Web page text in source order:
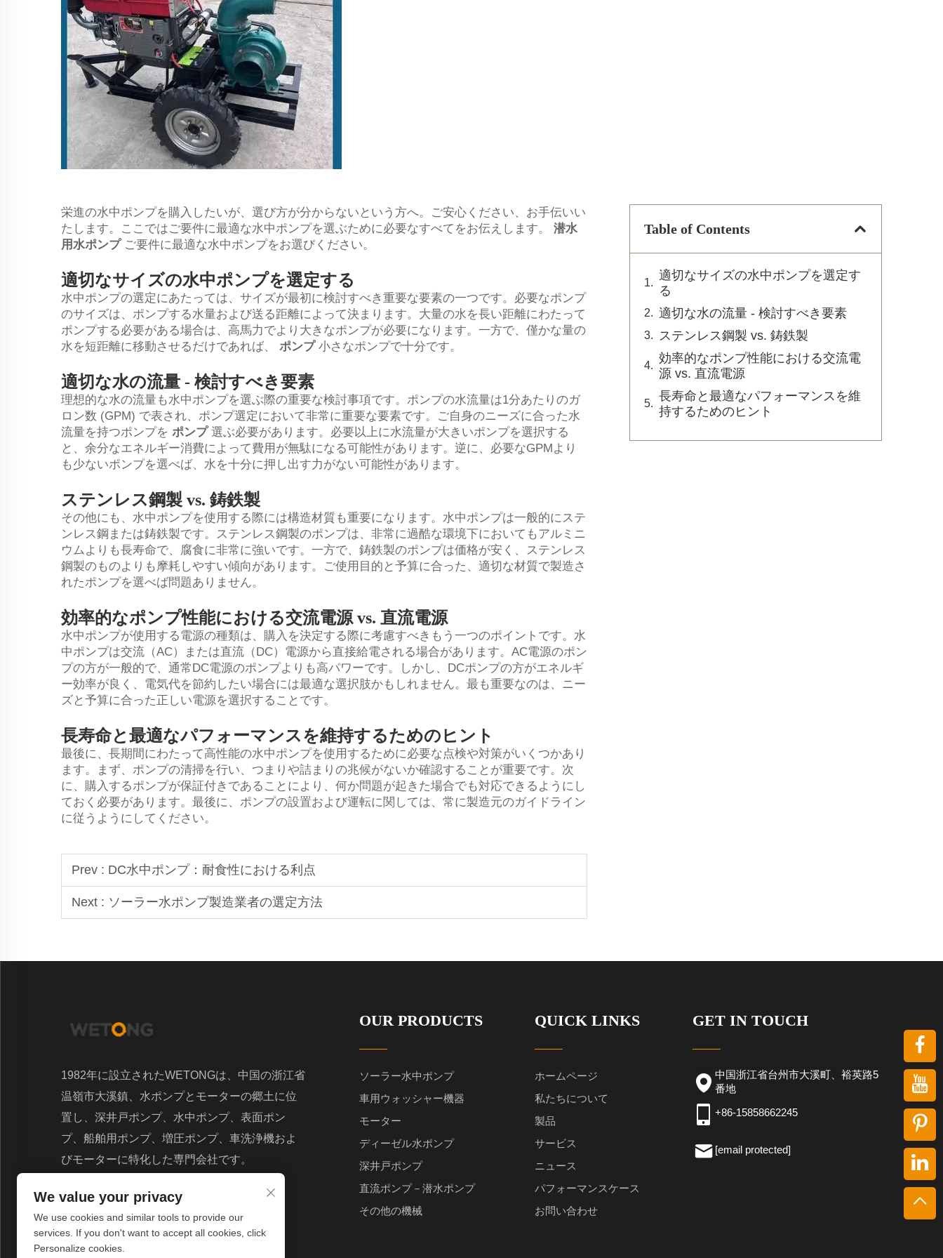
栄進の水中ポンプを購入したいが、選び方が分からないという方へ。ご安心ください、お手伝いい
たします。ここではご要件に最適な水中ポンプを選ぶために必要なすべてをお伝えします。 潜水
用水ポンプ ご要件に最適な水中ポンプをお選びください。
適切なサイズの水中ポンプを選定する
水中ポンプの選定にあたっては、サイズが最初に検討すべき重要な要素の一つです。必要なポンプ
のサイズは、ポンプする水量および送る距離によって決まります。大量の水を長い距離にわたって
ポンプする必要がある場合は、高馬力でより大きなポンプが必要になります。一方で、僅かな量の
水を短距離に移動させるだけであれば、 ポンプ 小さなポンプで十分です。
適切な水の流量 - 検討すべき要素
理想的な水の流量も水中ポンプを選ぶ際の重要な検討事項です。ポンプの水流量は1分あたりのガ
ロン数 (GPM) で表され、ポンプ選定において非常に重要な要素です。ご自身のニーズに合った水
流量を持つポンプを ポンプ 選ぶ必要があります。必要以上に水流量が大きいポンプを選択する
と、余分なエネルギー消費によって費用が無駄になる可能性があります。逆に、必要なGPMより
も少ないポンプを選べば、水を十分に押し出す力がない可能性があります。
ステンレス鋼製 vs. 鋳鉄製
その他にも、水中ポンプを使用する際には構造材質も重要になります。水中ポンプは一般的にステ
ンレス鋼または鋳鉄製です。ステンレス鋼製のポンプは、非常に過酷な環境下においてもアルミニ
ウムよりも長寿命で、腐食に非常に強いです。一方で、鋳鉄製のポンプは価格が安く、ステンレス
鋼製のものよりも摩耗しやすい傾向があります。ご使用目的と予算に合った、適切な材質で製造さ
れたポンプを選べば問題ありません。
効率的なポンプ性能における交流電源 vs. 直流電源
水中ポンプが使用する電源の種類は、購入を決定する際に考慮すべきもう一つのポイントです。水
中ポンプは交流（AC）または直流（DC）電源から直接給電される場合があります。AC電源のポン
プの方が一般的で、通常DC電源のポンプよりも高パワーです。しかし、DCポンプの方がエネルギ
ー効率が良く、電気代を節約したい場合には最適な選択肢かもしれません。最も重要なのは、ニー
ズと予算に合った正しい電源を選択することです。
長寿命と最適なパフォーマンスを維持するためのヒント
最後に、長期間にわたって高性能の水中ポンプを使用するために必要な点検や対策がいくつかあり
ます。まず、ポンプの清掃を行い、つまりや詰まりの兆候がないか確認することが重要です。次
に、購入するポンプが保証付きであることにより、何か問題が起きた場合でも対応できるようにし
ておく必要があります。最後に、ポンプの設置および運転に関しては、常に製造元のガイドライン
に従うようにしてください。
Prev : DC水中ポンプ：耐食性における利点
Next : ソーラー水ポンプ製造業者の選定方法
Table of Contents
適切なサイズの水中ポンプを選定す
る
適切な水の流量 - 検討すべき要素
ステンレス鋼製 vs. 鋳鉄製
効率的なポンプ性能における交流電
源 vs. 直流電源
長寿命と最適なパフォーマンスを維
持するためのヒント
1982年に設立されたWETONGは、中国の浙江省
温嶺市大溪鎮、水ポンプとモーターの郷土に位
置し、深井戸ポンプ、水中ポンプ、表面ポン
プ、船舶用ポンプ、増圧ポンプ、車洗浄機およ
びモーターに特化した専門会社です。
OUR PRODUCTS
ソーラー水中ポンプ
車用ウォッシャー機器
モーター
ディーゼル水ポンプ
深井戸ポンプ
直流ポンプ－潜水ポンプ
その他の機械
QUICK LINKS
ホームページ
私たちについて
製品
サービス
ニュース
パフォーマンスケース
お問い合わせ
GET IN TOUCH
中国浙江省台州市大溪町、裕英路5
番地
+86-15858662245
[email protected]
We value your privacy
We use cookies and similar tools to provide our
services. If you don't want to accept all cookies, click
Personalize cookies.